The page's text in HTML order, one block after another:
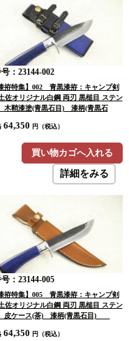
：23144-002
拵特集】002 青黒漆拵：キャンプ剣
佐オリジナル白鋼 両刃 黒槌目 ステン
鞘漆塗(青黒石目) 漆柄(青黒石
ノークレームノーリターン：承諾の
64,350 円（税込）
買い物カゴへ入れる
詳細をみる
：23144-005
拵特集】005 青黒漆拵：キャンプ剣
佐オリジナル白鋼 両刃 黒槌目 ステン
皮ケース(茶) 漆柄(青黒石目)
レームノーリターン：承諾の上注
64,350 円（税込）